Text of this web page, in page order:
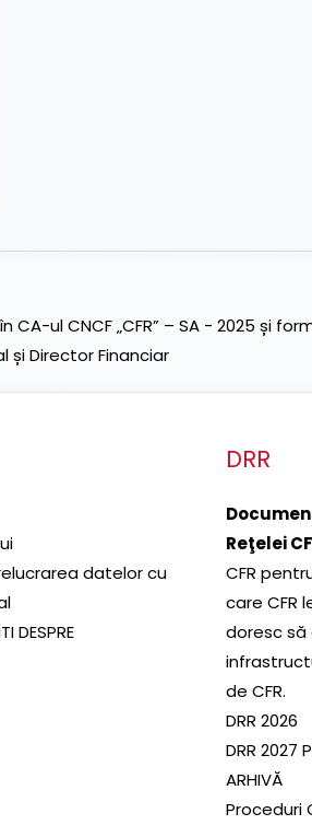
ul CNCF „CFR” – SA - 2025 și
și Director Financiar
datelor cu
DESPRE
DRR
Reţelei
CFR
care CFR
doresc să
de CFR.
DRR 2026
DRR 2027
ARHIVĂ
Proceduri